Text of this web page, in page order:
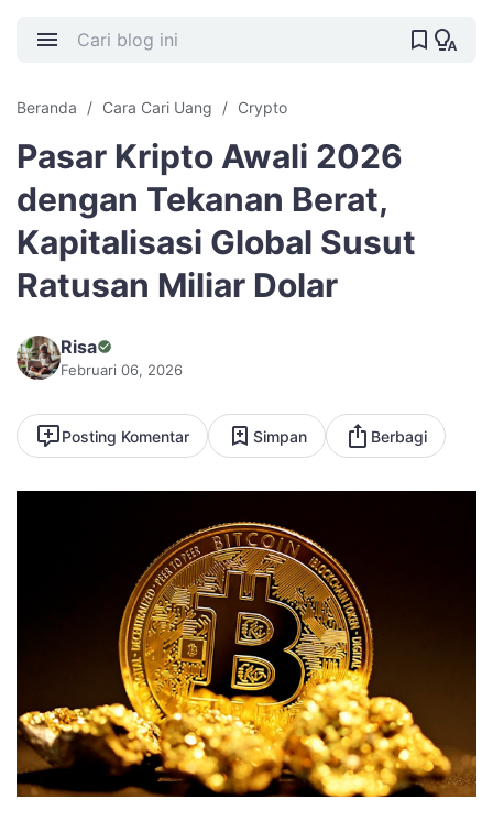
Beranda Cara Cari Uang Crypto
Pasar Kripto Awali 2026
dengan Tekanan Berat,
Kapitalisasi Global Susut
Ratusan Miliar Dolar
Risa
Februari 06, 2026
Posting Komentar Simpan Berbagi